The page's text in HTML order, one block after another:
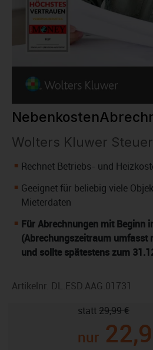
Wolters Kluwer
Rechnet Betriebs- und
Geeignet für beliebig viele
Mieterdaten
Für Abrechnungen mit Beginn
(Abrechungszeitraum umfasst
und sollte spätestens zum
Artikelnr. DL.ESD.AAG.01731
nur
statt29,99 €